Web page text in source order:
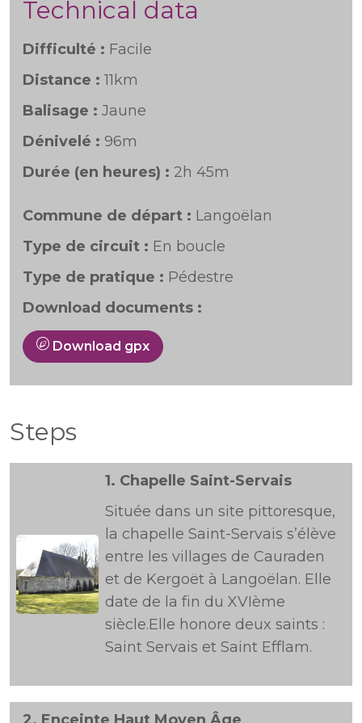
Technical data
Difficulté : Facile
Distance : 11km
Balisage : Jaune
Dénivelé : 96m
Durée (en heures) : 2h 45m
Commune de départ : Langoëlan
Type de circuit : En boucle
Type de pratique : Pédestre
Download documents :
Download gpx
Steps
1. Chapelle Saint-Servais
Située dans un site pittoresque,
la chapelle Saint-Servais s’élève
entre les villages de Cauraden
et de Kergoët à Langoëlan. Elle
date de la fin du XVIème
siècle.Elle honore deux saints :
Saint Servais et Saint Efflam.